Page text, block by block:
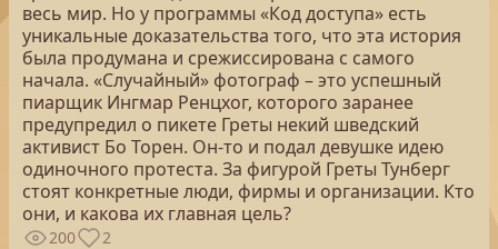
весь мир. Но у программы «Код доступа» есть
уникальные доказательства того, что эта история
была продумана и срежиссирована с самого
начала. «Случайный» фотограф – это успешный
пиарщик Ингмар Ренцхог, которого заранее
предупредил о пикете Греты некий шведский
активист Бо Торен. Он-то и подал девушке идею
одиночного протеста. За фигурой Греты Тунберг
стоят конкретные люди, фирмы и организации. Кто
они, и какова их главная цель?
200 2